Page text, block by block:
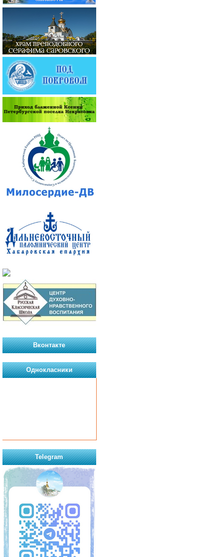
Вконтакте
Однокласники
Telegram